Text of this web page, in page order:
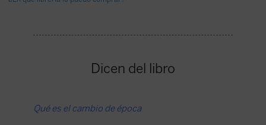
Dicen del libro
Qué es el cambio de época